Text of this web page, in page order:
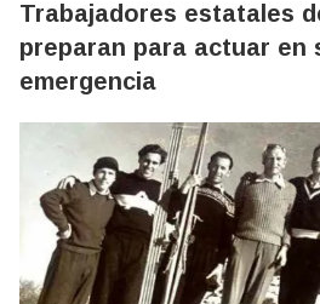
Trabajadores estatales
preparan para actuar en
emergencia